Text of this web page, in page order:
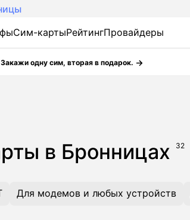
Сим-картыРейтингПровайдеры
одну сим, вторая в подарок.
в Бронницах 32
Для модемов и любых устройств